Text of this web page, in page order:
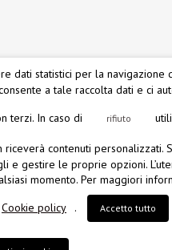
dati statistici per la navigazione
a tale raccolta dati e ci
terzi. In caso di
rifiuto
riceverà contenuti personalizzati.
e gestire le proprie opzioni.
momento. Per maggiori
Cookie policy . Accetto tutto